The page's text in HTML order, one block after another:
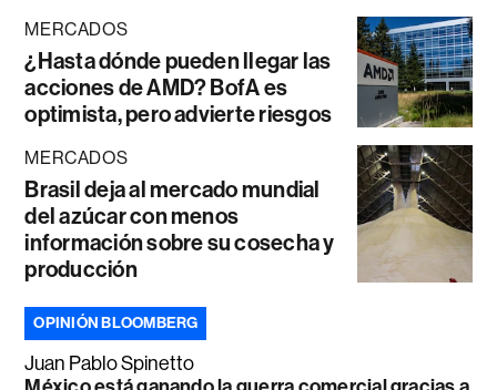
MERCADOS
¿Hasta dónde pueden llegar las
acciones de AMD? BofA es
optimista, pero advierte riesgos
MERCADOS
Brasil deja al mercado mundial
del azúcar con menos
información sobre su cosecha y
producción
OPINIÓN BLOOMBERG
Juan Pablo Spinetto